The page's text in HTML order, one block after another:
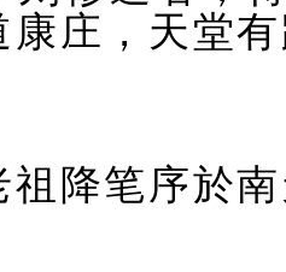
康庄，天堂
祖降笔序於